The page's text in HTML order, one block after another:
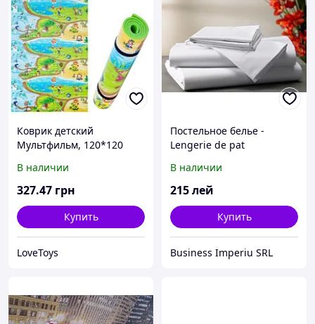
Коврик детский
Мультфильм, 120*120
В наличии
327.47 грн
Купить
LoveToys
Постельное белье -
Lengerie de pat
В наличии
215лей
Купить
Business Imperiu SRL